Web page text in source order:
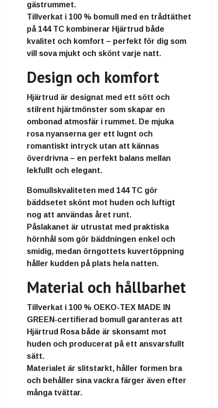
gästrummet.
Tillverkat i 100 % bomull med en trådtäthet
på 144 TC kombinerar Hjärtrud både
kvalitet och komfort – perfekt för dig som
vill sova mjukt och skönt varje natt.
Design och komfort
Hjärtrud är designat med ett sött och
stilrent hjärtmönster som skapar en
ombonad atmosfär i rummet. De mjuka
rosa nyanserna ger ett lugnt och
romantiskt intryck utan att kännas
överdrivna – en perfekt balans mellan
lekfullt och elegant.
Bomullskvaliteten med 144 TC gör
bäddsetet skönt mot huden och luftigt
nog att användas året runt.
Påslakanet är utrustat med praktiska
hörnhål som gör bäddningen enkel och
smidig, medan örngottets kuvertöppning
håller kudden på plats hela natten.
Material och hållbarhet
Tillverkat i 100 % OEKO-TEX MADE IN
GREEN-certifierad bomull garanteras att
Hjärtrud Rosa både är skonsamt mot
huden och producerat på ett ansvarsfullt
sätt.
Materialet är slitstarkt, håller formen bra
och behåller sina vackra färger även efter
många tvättar.